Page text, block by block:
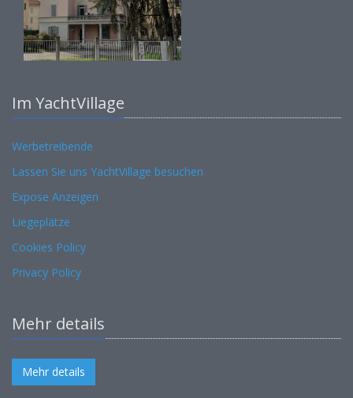
Im YachtVillage
Werbetreibende
Lassen Sie uns YachtVillage besuchen
Expose Anzeigen
Liegeplätze
Cookies Policy
Privacy Policy
Mehr details
Mehr details